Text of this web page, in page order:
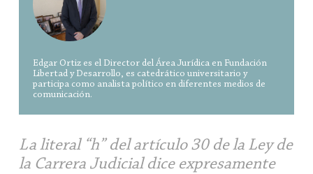
La literal “h” del artículo 30 de la Ley de
la Carrera Judicial dice expresamente
Edgar Ortiz es el Director del Área Jurídica en Fundación
Libertad y Desarrollo, es catedrático universitario y
participa como analista político en diferentes medios de
comunicación.